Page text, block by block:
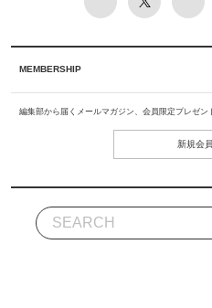
MEMBERSHIP
編集部から届くメールマガジン、会員限定プレゼ
新規会